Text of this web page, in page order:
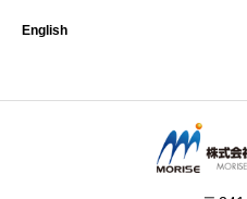
English